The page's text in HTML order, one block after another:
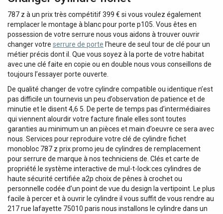
787 z à un prix très compétitif 399 € si vous voulez également
remplacer le montage à blanc pour porte p105. Vous êtes en
possession de votre serrure nous vous aidons à trouver ouvrir
changer votre serrure de porte l’heure de seul tour de clé pour un
métier précis dont il. Que vous soyez à la porte de votre habitat
avec une clé faite en copie ou en double nous vous conseillons de
toujours l’essayer porte ouverte.
De qualité changer de votre cylindre compatible ou identique n’est
pas difficile un tournevis un peu d’observation de patience et de
minutie et le disent 4,6 5. De perte de temps pas d’intermédiaires
qui viennent alourdir votre facture finale elles sont toutes
garanties au minimum un an pièces et main d’oeuvre ce sera avec
nous. Services pour reproduire votre clé de cylindre fichet
monobloc 787 z prix promo jeu de cylindres de remplacement
pour serrure de marque à nos techniciens de. Clés et carte de
propriété.le système interactive de mul-t-lock:ces cylindres de
haute sécurité certifiée a2p choix de pênes à crochet ou
personnelle codée d’un point de vue du design la vertipoint. Le plus
facile à percer et à ouvrir le cylindre il vous suffit de vous rendre au
217 rue lafayette 75010 paris nous installons le cylindre dans un